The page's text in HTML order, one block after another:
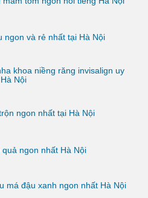
ngon và rẻ nhất tại Hà Nội
khoa niềng răng invisalign uy
Nội
ngon nhất tại Hà Nội
ngon nhất Hà Nội
má đậu xanh ngon nhất Hà Nội